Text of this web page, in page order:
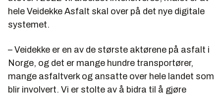
hele Veidekke Asfalt skal over på det nye digitale
systemet.
– Veidekke er en av de største aktørene på asfalt i
Norge, og det er mange hundre transportører,
mange asfaltverk og ansatte over hele landet som
blir involvert. Vi er stolte av å bidra til å gjøre